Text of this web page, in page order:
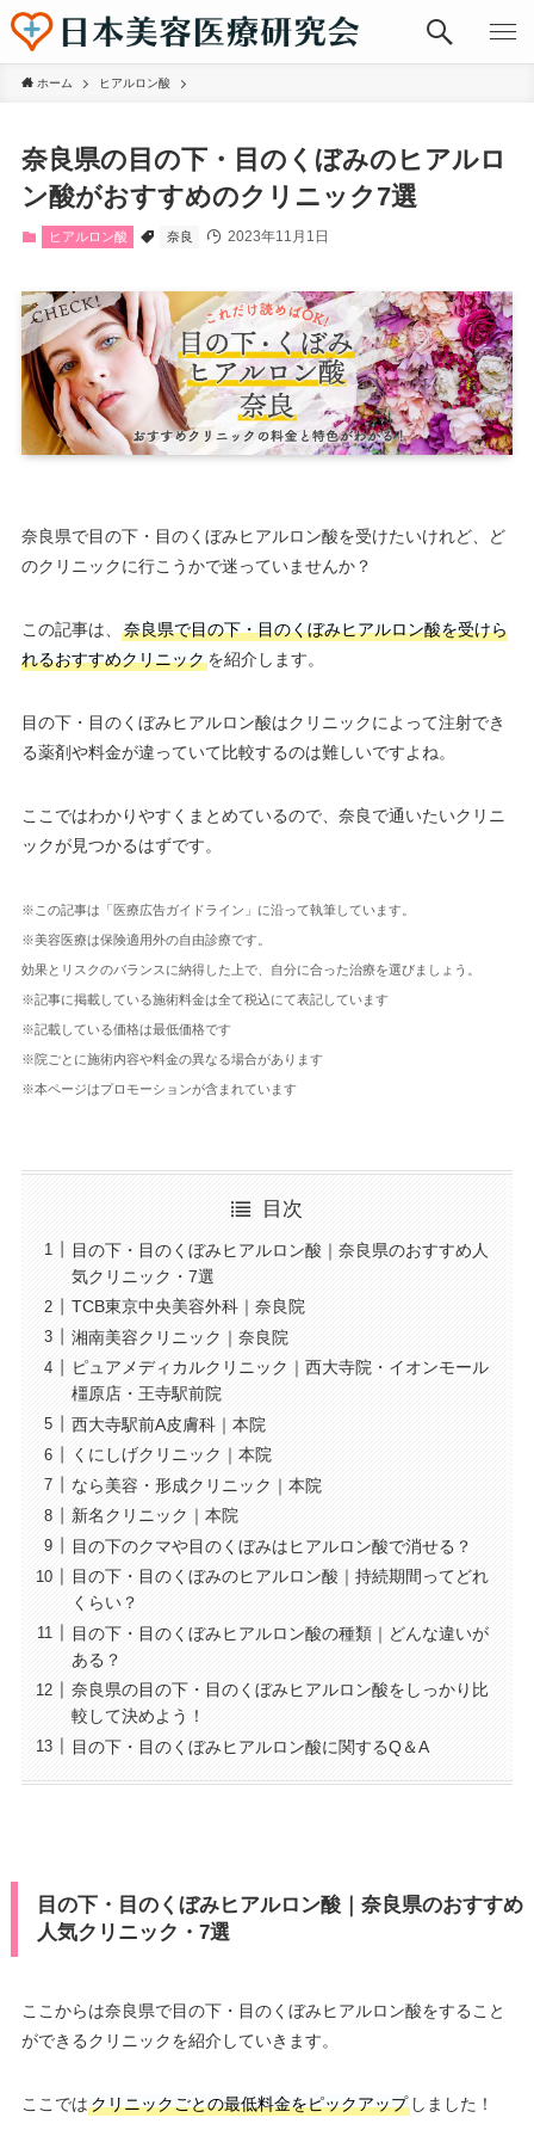
ホーム ヒアルロン酸
奈良県の目の下・目のくぼみのヒアルロ
ン酸がおすすめのクリニック7選
ヒアルロン酸 奈良 2023年11月1日
奈良県で目の下・目のくぼみヒアルロン酸を受けたいけれど、ど
のクリニックに行こうかで迷っていませんか？
この記事は、
奈良県で目の下・目のくぼみヒアルロン酸を受けら
れるおすすめクリニックを紹介します。
目の下・目のくぼみヒアルロン酸はクリニックによって注射でき
る薬剤や料金が違っていて比較するのは難しいですよね。
ここではわかりやすくまとめているので、奈良で通いたいクリニ
ックが見つかるはずです。
※この記事は「医療広告ガイドライン」に沿って執筆しています。
※美容医療は保険適用外の自由診療です。
効果とリスクのバランスに納得した上で、自分に合った治療を選びましょう。
※記事に掲載している施術料金は全て税込にて表記しています
※記載している価格は最低価格です
※院ごとに施術内容や料金の異なる場合があります
※本ページはプロモーションが含まれています
目次
目の下・目のくぼみヒアルロン酸｜奈良県のおすすめ人
気クリニック・7選
TCB東京中央美容外科｜奈良院
湘南美容クリニック｜奈良院
ピュアメディカルクリニック｜西大寺院・イオンモール
橿原店・王寺駅前院
西大寺駅前A皮膚科｜本院
くにしげクリニック｜本院
なら美容・形成クリニック｜本院
新名クリニック｜本院
目の下のクマや目のくぼみはヒアルロン酸で消せる？
目の下・目のくぼみのヒアルロン酸｜持続期間ってどれ
くらい？
目の下・目のくぼみヒアルロン酸の種類｜どんな違いが
ある？
奈良県の目の下・目のくぼみヒアルロン酸をしっかり比
較して決めよう！
目の下・目のくぼみヒアルロン酸に関するQ＆A
目の下・目のくぼみヒアルロン酸｜奈良県のおすすめ
人気クリニック・7選
ここからは奈良県で目の下・目のくぼみヒアルロン酸をすること
ができるクリニックを紹介していきます。
ここではクリニックごとの最低料金をピックアップしました！